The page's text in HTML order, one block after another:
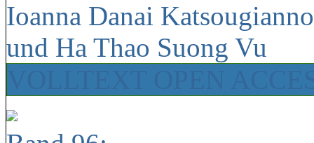
Ioanna Danai
und Ha Thao Suong Vu